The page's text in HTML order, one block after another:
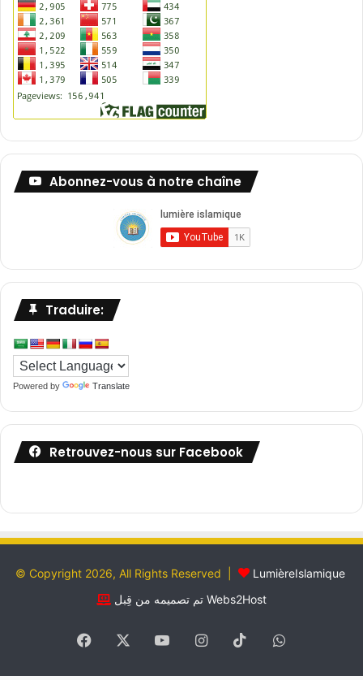
Abonnez-vous à notre chaîne
Traduire:
Powered by Translate
Retrouvez-nous sur Facebook
© Copyright 2026, All Rights Reserved |
LumièreIslamique
تم تصميمه من قِبل Webs2Host
Facebook YouTubeInstagram
TikTokWhatsApp